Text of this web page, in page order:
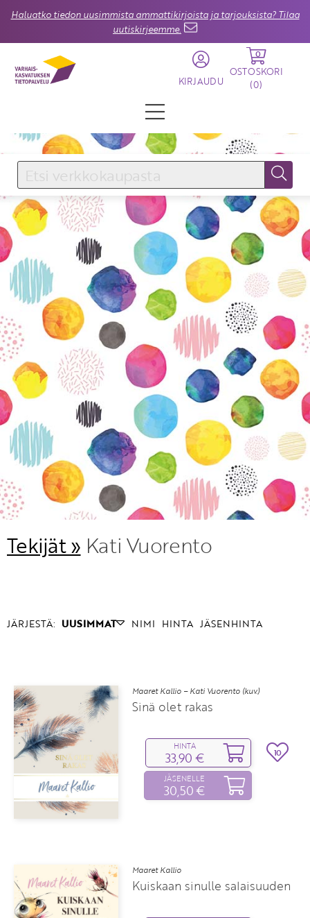
Haluatko tiedon uusimmista ammattikirjoista ja tarjouksista? Tilaa
uutiskirjeemme.
KIRJAUDU
0
OSTOSKORI
(0)
KIRJAUDU SISÄÄN
Käyttäjätunnus
Salasana
Unohtuiko salasana?
KIRJAUDU SISÄÄN
Etkö ole vielä Varhaiskasvatuksen Tietopalvelun
jäsen?
Liity tästä!
Tekijät » Kati Vuorento
JÄRJESTÄ: UUSIMMAT NIMI HINTA JÄSENHINTA
Maaret Kallio – Kati Vuorento (kuv.)
Sinä olet rakas
HINTA
33,90 €
JÄSENELLE
30,50 €
10
Maaret Kallio
Kuiskaan sinulle salaisuuden